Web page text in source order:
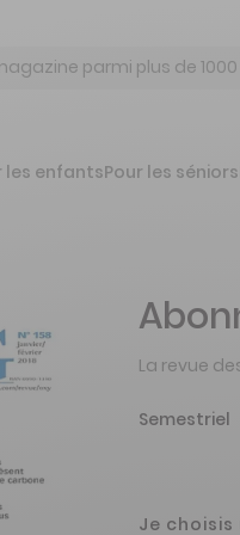
les enfantsPour les séniors
La revue
Semestriel
Je